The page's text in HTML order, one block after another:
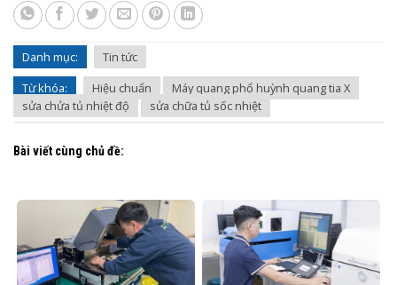
Danh mục:
Tin tức
Từ khóa:
Hiệu chuẩn
Máy quang phổ huỳnh quang tia X
sửa chửa tủ nhiệt độ
sửa chữa tủ sốc nhiệt
Bài viết cùng chủ đề: